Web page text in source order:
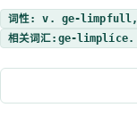
词性: v. ge-
相关词汇: ge-